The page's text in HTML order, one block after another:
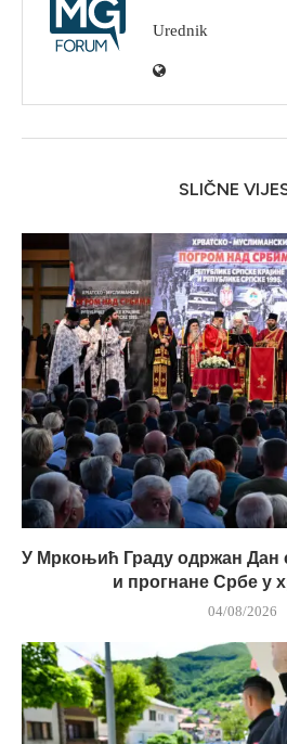
Urednik
SLIČNE
У Мркоњић Граду одржан Дан
и прогнане Србе у
04/08/2026